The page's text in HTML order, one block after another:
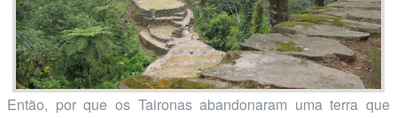
Então, por que os Taironas abandonaram uma terra que